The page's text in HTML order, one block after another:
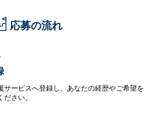
応募の流れ
サービスへ登録し、あなたの経歴やご希望を
ださい。